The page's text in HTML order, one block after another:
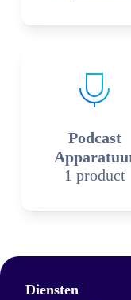
Podcast
1 product
Diensten